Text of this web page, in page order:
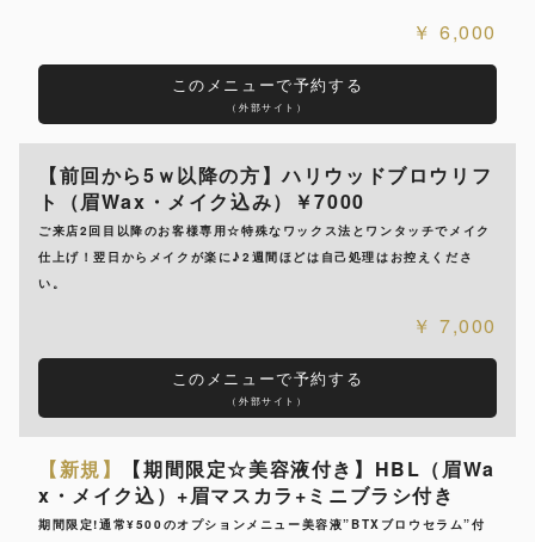
6,000
このメニューで予約する
（外部サイト）
【前回から5ｗ以降の方】ハリウッドブロウリフ
ト（眉Wax・メイク込み）￥7000
ご来店2回目以降のお客様専用☆特殊なワックス法とワンタッチでメイク
仕上げ！翌日からメイクが楽に♪2週間ほどは自己処理はお控えくださ
い。
7,000
このメニューで予約する
（外部サイト）
【新規】
【期間限定☆美容液付き】HBL（眉Wa
x・メイク込）+眉マスカラ+ミニブラシ付き
期間限定!通常¥500のオプションメニュー美容液”BTXブロウセラム”付